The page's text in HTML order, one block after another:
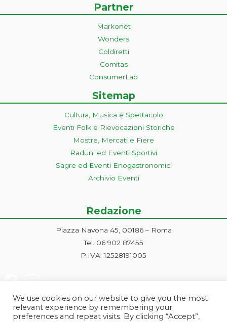
Partner
Markonet
Wonders
Coldiretti
Comitas
ConsumerLab
Sitemap
Cultura, Musica e Spettacolo
Eventi Folk e Rievocazioni Storiche
Mostre, Mercati e Fiere
Raduni ed Eventi Sportivi
Sagre ed Eventi Enogastronomici
Archivio Eventi
Redazione
Piazza Navona 45, 00186 – Roma
Tel. 06 902 87455
P.IVA: 12528191005
We use cookies on our website to give you the most
relevant experience by remembering your
preferences and repeat visits. By clicking “Accept”,